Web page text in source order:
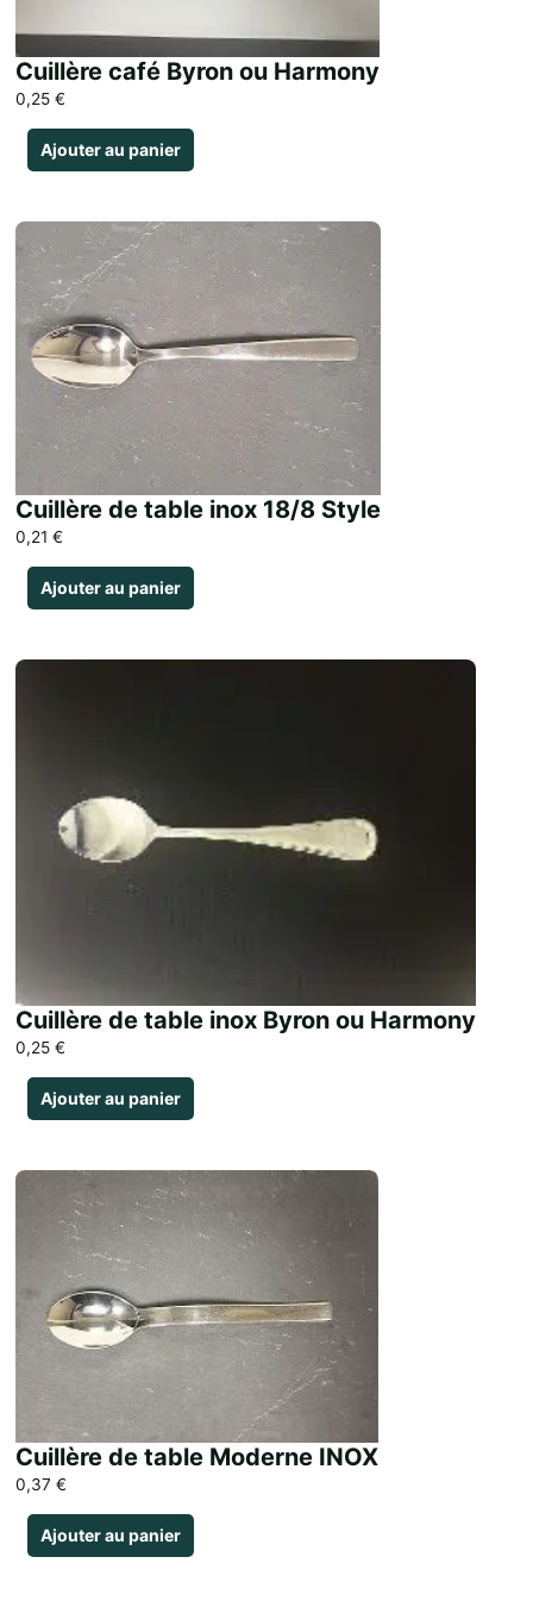
Cuillère café Byron ou Harmony
0,25 €
Ajouter au panier
Cuillère de table inox 18/8 Style
0,21 €
Ajouter au panier
Cuillère de table inox Byron ou Harmony
0,25 €
Ajouter au panier
Cuillère de table Moderne INOX
0,37 €
Ajouter au panier